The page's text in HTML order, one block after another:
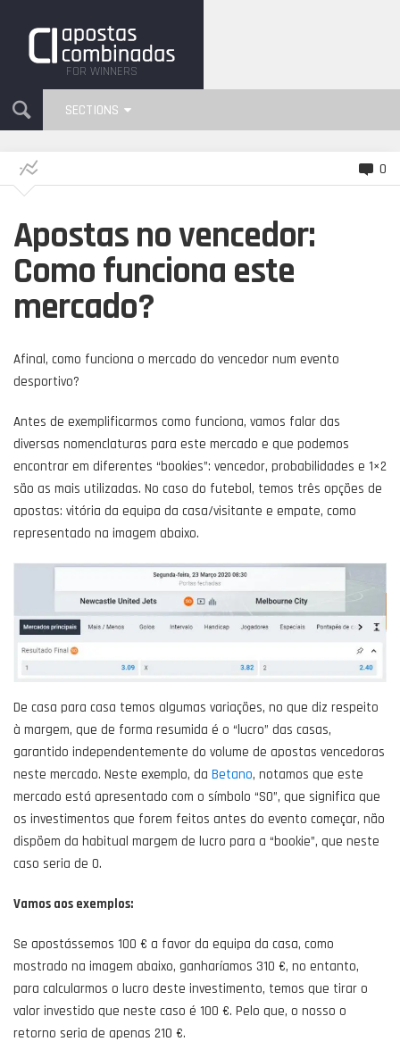
FOR WINNERS
SECTIONS
0
Apostas no vencedor:
Como funciona este
mercado?
Afinal, como funciona o mercado do vencedor num evento
desportivo?
Antes de exemplificarmos como funciona, vamos falar das
diversas nomenclaturas para este mercado e que podemos
encontrar em diferentes “bookies”: vencedor, probabilidades e 1×2
são as mais utilizadas. No caso do futebol, temos três opções de
apostas: vitória da equipa da casa/visitante e empate, como
representado na imagem abaixo.
De casa para casa temos algumas variações, no que diz respeito
à margem, que de forma resumida é o “lucro” das casas,
garantido independentemente do volume de apostas vencedoras
neste mercado. Neste exemplo, da Betano, notamos que este
mercado está apresentado com o símbolo “SO”, que significa que
os investimentos que forem feitos antes do evento começar, não
dispõem da habitual margem de lucro para a “bookie”, que neste
caso seria de 0.
Vamos aos exemplos:
Se apostássemos 100 € a favor da equipa da casa, como
mostrado na imagem abaixo, ganharíamos 310 €, no entanto,
para calcularmos o lucro deste investimento, temos que tirar o
valor investido que neste caso é 100 €. Pelo que, o nosso o
retorno seria de apenas 210 €.